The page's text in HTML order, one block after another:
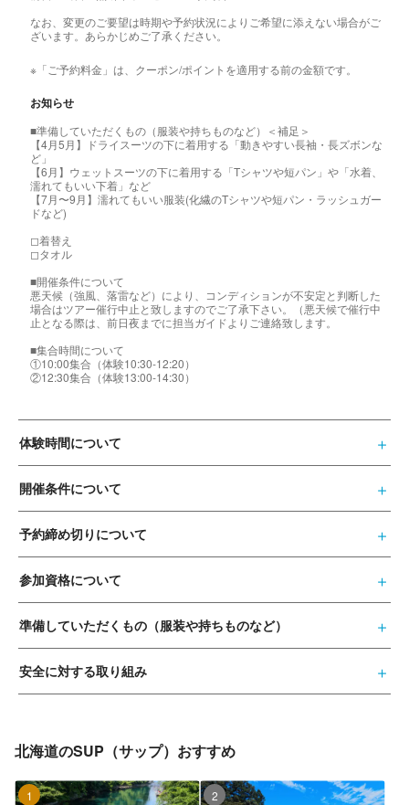
なお、変更のご要望は時期や予約状況によりご希望に添えない場合がご
ざいます。あらかじめご了承ください。
※「ご予約料金」は、クーポン/ポイントを適用する前の金額です。
お知らせ
■準備していただくもの（服装や持ちものなど）＜補足＞
【4月5月】ドライスーツの下に着用する「動きやすい長袖・長ズボンな
ど」
【6月】ウェットスーツの下に着用する「Tシャツや短パン」や「水着、
濡れてもいい下着」など
【7月〜9月】濡れてもいい服装(化繊のTシャツや短パン・ラッシュガー
ドなど)
◻︎着替え
◻︎タオル
■開催条件について
悪天候（強風、落雷など）により、コンディションが不安定と判断した
場合はツアー催行中止と致しますのでご了承下さい。（悪天候で催行中
止となる際は、前日夜までに担当ガイドよりご連絡致します。
■集合時間について
①10:00集合（体験10:30-12:20）
②12:30集合（体験13:00-14:30）
体験時間について
開催条件について
予約締め切りについて
参加資格について
準備していただくもの（服装や持ちものなど）
安全に対する取り組み
北海道のSUP（サップ）おすすめ
1位 2位